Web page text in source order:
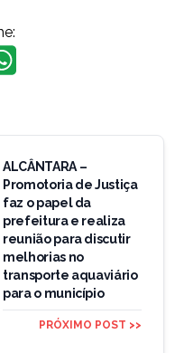
ALCÂNTARA –
Promotoria de Justiça
faz o papel da
prefeitura e realiza
reunião para discutir
melhorias no
transporte aquaviário
para o município
PRÓXIMO POST >>